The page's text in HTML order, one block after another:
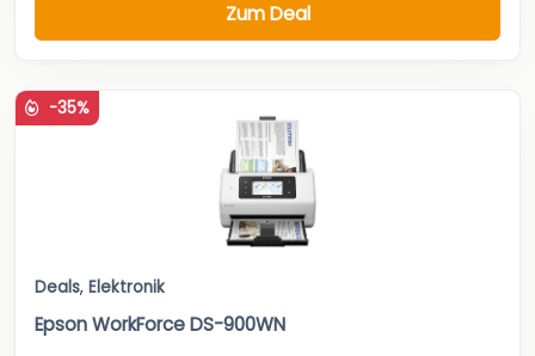
Zum Deal
-35%
Deals, Elektronik
Epson WorkForce DS-900WN